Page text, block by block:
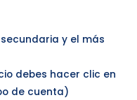
y el más
debes hacer clic en
de cuenta)